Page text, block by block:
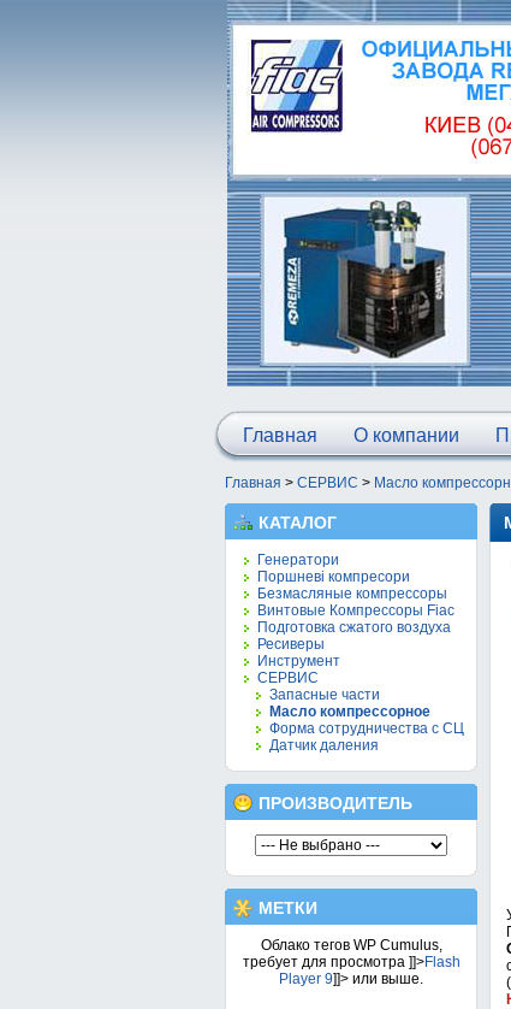
Главная О компании
Главная > СЕРВИС > Масло
КАТАЛОГ
Генератори
Поршневі компресори
Безмасляные компрессоры
Винтовые Компрессоры Fiac
Подготовка сжатого воздуха
Ресиверы
Инструмент
СЕРВИС
Запасные части
Масло компрессорное
Форма сотрудничества с СЦ
Датчик даления
ПРОИЗВОДИТЕЛЬ
МЕТКИ
Облако тегов WP Cumulus,
требует для просмотра ]]>Flash
Player 9]]> или выше.